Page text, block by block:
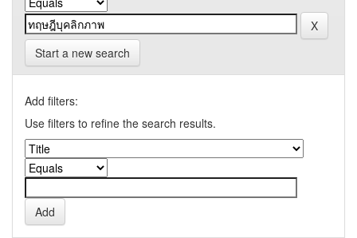
Start a new search
Add filters:
Use filters to refine the search results.